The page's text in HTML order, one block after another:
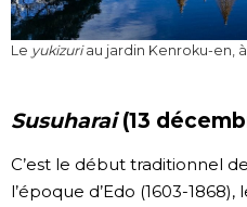
Le yukizuriau jardin Kenroku-en,
Susuharai(13
C’est le début traditionnel
l’époque d’Edo (1603-